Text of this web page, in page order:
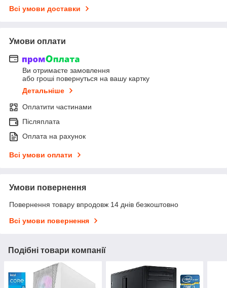
Всі умови доставки
Умови оплати
Ви отримаєте замовлення
або гроші повернуться на вашу картку
Детальніше
Оплатити частинами
Післяплата
Оплата на рахунок
Всі умови оплати
Умови повернення
Повернення товару впродовж 14 днів безкоштовно
Всі умови повернення
Подібні товари компанії